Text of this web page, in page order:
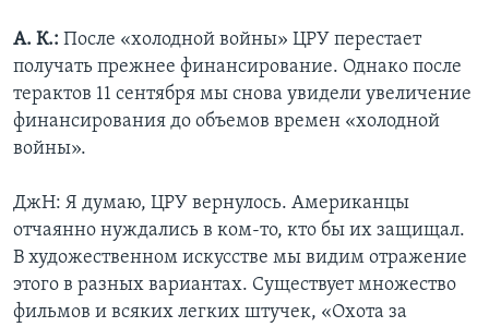
А. К.: После «холодной войны» ЦРУ перестает
получать прежнее финансирование. Однако после
терактов 11 сентября мы снова увидели увеличение
финансирования до объемов времен «холодной
войны».
ДжН: Я думаю, ЦРУ вернулось. Американцы
отчаянно нуждались в ком-то, кто бы их защищал.
В художественном искусстве мы видим отражение
этого в разных вариантах. Существует множество
фильмов и всяких легких штучек, «Охота за